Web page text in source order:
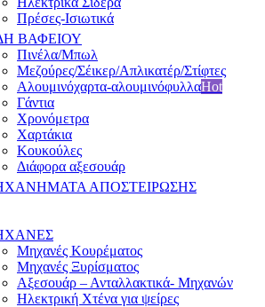
Πρέσες-Ισιωτικά
ΒΑΦΕΙΟΥ
Πινέλα/Μπωλ
Μεζούρες/Σέικερ/Απλικατέρ/Στίφτες
Αλουμινόχαρτα-αλουμινόφυλλαHot
Γάντια
Χρονόμετρα
Χαρτάκια
Κουκούλες
Διάφορα αξεσουάρ
ΑΠΟΣΤΕΙΡΩΣΗΣ
Μηχανές Κουρέματος
Μηχανές Ξυρίσματος
Αξεσουάρ – Ανταλλακτικά- Μηχανών
Ηλεκτρική Χτένα για ψείρες